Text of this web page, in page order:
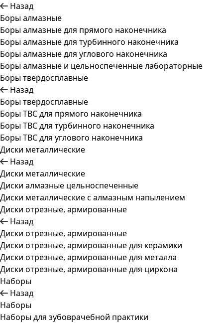
Назад
Боры алмазные
Боры алмазные для прямого наконечника
Боры алмазные для турбинного наконечника
Боры алмазные для углового наконечника
Боры алмазные и цельноспеченные лабораторные
Боры твердосплавные
Назад
Боры твердосплавные
Боры ТВС для прямого наконечника
Боры ТВС для турбинного наконечника
Боры ТВС для углового наконечника
Диски металлические
Назад
Диски металлические
Диски алмазные цельноспеченные
Диски металлические с алмазным напылением
Диски отрезные, армированные
Назад
Диски отрезные, армированные
Диски отрезные, армированные для керамики
Диски отрезные, армированные для металла
Диски отрезные, армированные для циркона
Наборы
Назад
Наборы
Наборы для зубоврачебной практики